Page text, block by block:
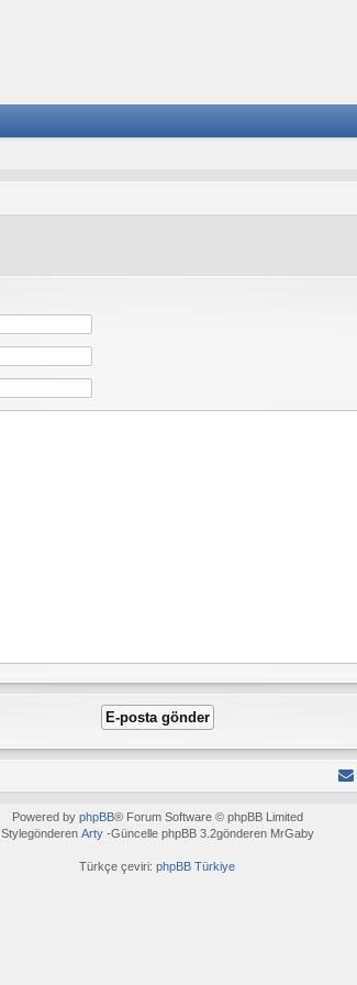
Powered by phpBB® Forum Software © phpBB Limited
Stylegönderen Arty-Güncelle phpBB 3.2gönderen MrGaby
Türkçe çeviri: phpBB Türkiye